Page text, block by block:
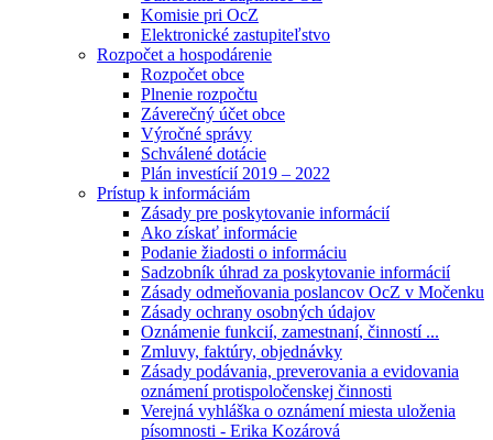
Komisie pri OcZ
Elektronické zastupiteľstvo
Rozpočet a hospodárenie
Rozpočet obce
Plnenie rozpočtu
Záverečný účet obce
Výročné správy
Schválené dotácie
Plán investícií 2019 – 2022
Prístup k informáciám
Zásady pre poskytovanie informácií
Ako získať informácie
Podanie žiadosti o informáciu
Sadzobník úhrad za poskytovanie informácií
Zásady odmeňovania poslancov OcZ v Močenku
Zásady ochrany osobných údajov
Oznámenie funkcií, zamestnaní, činností ...
Zmluvy, faktúry, objednávky
Zásady podávania, preverovania a evidovania
oznámení protispoločenskej činnosti
Verejná vyhláška o oznámení miesta uloženia
písomnosti - Erika Kozárová